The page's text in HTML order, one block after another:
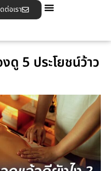
ต่อเรา
ดู 5 ประโยชน์ว้าว